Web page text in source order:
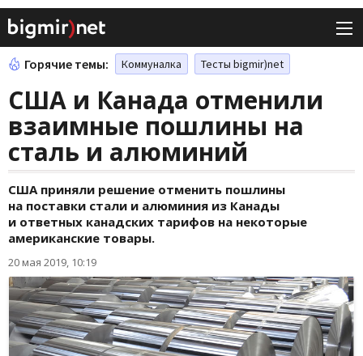
Горячие темы: Коммуналка Тесты bigmir)net
США и Канада отменили
взаимные пошлины на
сталь и алюминий
США приняли решение отменить пошлины
на поставки стали и алюминия из Канады
и ответных канадских тарифов на некоторые
американские товары.
20 мая 2019, 10:19